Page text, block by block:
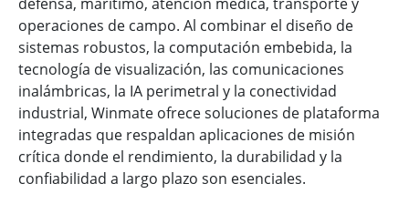
operaciones de campo. Al combinar el diseño de
sistemas robustos, la computación embebida, la
tecnología de visualización, las comunicaciones
inalámbricas, la IA perimetral y la conectividad
industrial, Winmate ofrece soluciones de plataforma
integradas que respaldan aplicaciones de misión
crítica donde el rendimiento, la durabilidad y la
confiabilidad a largo plazo son esenciales.